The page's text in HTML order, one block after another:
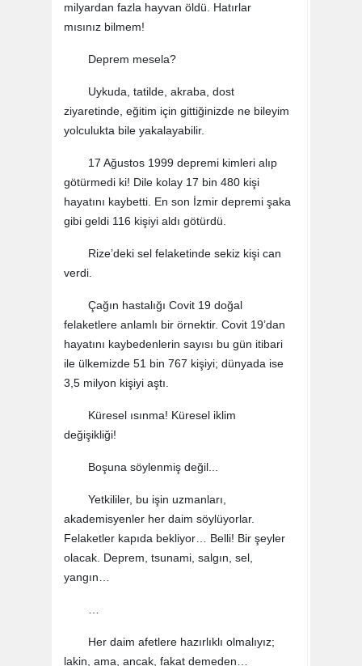
milyardan fazla hayvan öldü. Hatırlar
mısınız bilmem!
Deprem mesela?
Uykuda, tatilde, akraba, dost
ziyaretinde, eğitim için gittiğinizde ne bileyim
yolculukta bile yakalayabilir.
17 Ağustos 1999 depremi kimleri alıp
götürmedi ki! Dile kolay 17 bin 480 kişi
hayatını kaybetti. En son İzmir depremi şaka
gibi geldi 116 kişiyi aldı götürdü.
Rize’deki sel felaketinde sekiz kişi can
verdi.
Çağın hastalığı Covit 19 doğal
felaketlere anlamlı bir örnektir. Covit 19’dan
hayatını kaybedenlerin sayısı bu gün itibari
ile ülkemizde 51 bin 767 kişiyi; dünyada ise
3,5 milyon kişiyi aştı.
Küresel ısınma! Küresel iklim
değişikliği!
Boşuna söylenmiş değil...
Yetkililer, bu işin uzmanları,
akademisyenler her daim söylüyorlar.
Felaketler kapıda bekliyor… Belli! Bir şeyler
olacak. Deprem, tsunami, salgın, sel,
yangın…
Her daim afetlere hazırlıklı olmalıyız;
lakin, ama, ancak, fakat demeden…